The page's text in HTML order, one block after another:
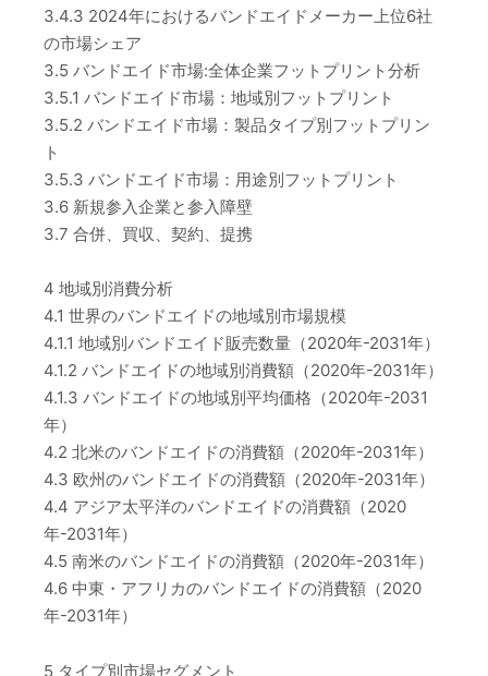
3.4.3 2024年におけるバンドエイドメーカー上位6社
の市場シェア
3.5 バンドエイド市場:全体企業フットプリント分析
3.5.1 バンドエイド市場：地域別フットプリント
3.5.2 バンドエイド市場：製品タイプ別フットプリン
ト
3.5.3 バンドエイド市場：用途別フットプリント
3.6 新規参入企業と参入障壁
3.7 合併、買収、契約、提携
4 地域別消費分析
4.1 世界のバンドエイドの地域別市場規模
4.1.1 地域別バンドエイド販売数量（2020年-2031年）
4.1.2 バンドエイドの地域別消費額（2020年-2031年）
4.1.3 バンドエイドの地域別平均価格（2020年-2031
年）
4.2 北米のバンドエイドの消費額（2020年-2031年）
4.3 欧州のバンドエイドの消費額（2020年-2031年）
4.4 アジア太平洋のバンドエイドの消費額（2020
年-2031年）
4.5 南米のバンドエイドの消費額（2020年-2031年）
4.6 中東・アフリカのバンドエイドの消費額（2020
年-2031年）
5 タイプ別市場セグメント